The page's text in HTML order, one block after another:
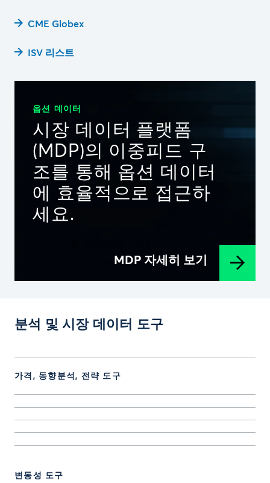
CME Globex
ISV 리스트
옵션 데이터
시장 데이터 플랫폼
(MDP)의 이중피드 구
조를 통해 옵션 데이터
에 효율적으로 접근하
세요.
MDP 자세히 보기
분석 및 시장 데이터 도구
가격, 동향분석, 전략 도구
변동성 도구